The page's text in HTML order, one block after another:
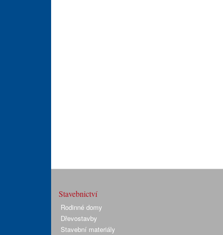
Stavebnictví
Rodinné domy
Dřevostavby
Stavební materiály